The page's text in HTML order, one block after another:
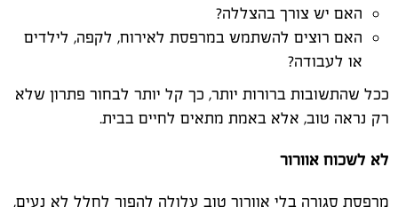
האם יש צורך בהצללה?
האם רוצים להשתמש במרפסת לאירוח, לקפה, לילדים
או לעבודה?
ככל שהתשובות ברורות יותר, כך קל יותר לבחור פתרון שלא
רק נראה טוב, אלא באמת מתאים לחיים בבית.
לא לשכוח אוורור
מרפסת סגורה בלי אוורור טוב עלולה להפוך לחלל לא נעים,